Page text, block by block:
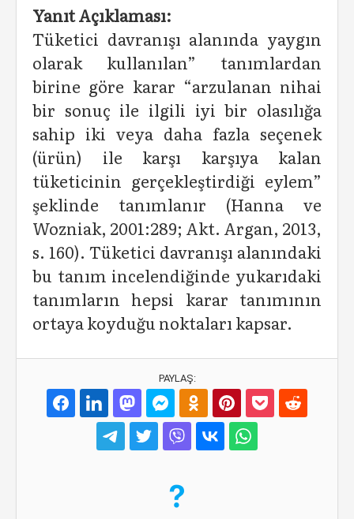
Yanıt Açıklaması:
Tüketici davranışı alanında yaygın
olarak kullanılan” tanımlardan
birine göre karar “arzulanan nihai
bir sonuç ile ilgili iyi bir olasılığa
sahip iki veya daha fazla seçenek
(ürün) ile karşı karşıya kalan
tüketicinin gerçekleştirdiği eylem”
şeklinde tanımlanır (Hanna ve
Wozniak, 2001:289; Akt. Argan, 2013,
s. 160). Tüketici davranışı alanındaki
bu tanım incelendiğinde yukarıdaki
tanımların hepsi karar tanımının
ortaya koyduğu noktaları kapsar.
PAYLAŞ: